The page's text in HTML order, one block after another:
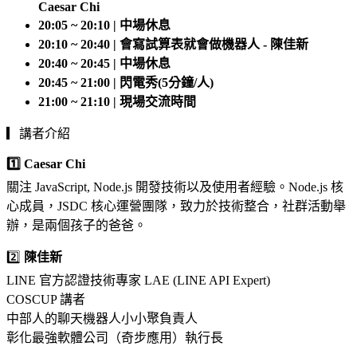
Caesar Chi
20:05 ~ 20:10 | 中場休息
20:10 ~ 20:40 | 會寫試算表就會做機器人 - 陳佳新
20:40 ~ 20:45 | 中場休息
20:45 ~ 21:00 | 閃電秀(5分鐘/人)
21:00 ~ 21:10 | 現場交流時間
▎講者介紹
1️⃣ Caesar Chi
關注 JavaScript, Node.js 開發技術以及使用者經驗。Node.js 核
心成員，JSDC 核心運營團隊，致力於技術整合，社群活動舉
辦，是兩個孩子的爸爸。
2️⃣ 陳佳新
LINE 官方認證技術專家 LAE (LINE API Expert)
COSCUP 講者
中部人的聊天機器人小小聚負責人
彰化最強軟體公司（奇步應用）執行長